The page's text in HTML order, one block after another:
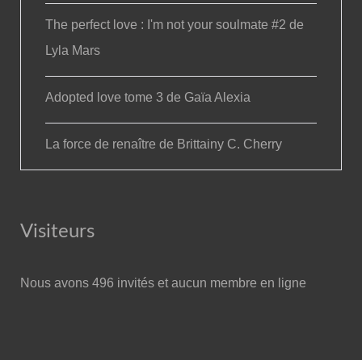
The perfect love : I'm not your soulmate #2 de
Lyla Mars
Adopted love tome 3 de Gaïa Alexia
La force de renaître de Brittainy C. Cherry
Visiteurs
Nous avons 496 invités et aucun membre en ligne